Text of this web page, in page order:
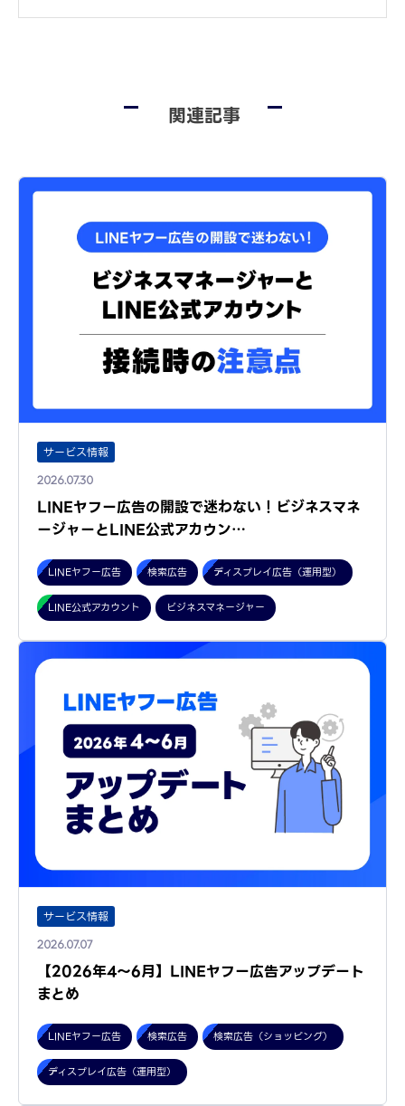
関連記事
サービス情報
2026.07.30
LINEヤフー広告の開設で迷わない！ビジネスマネ
ージャーとLINE公式アカウン…
LINEヤフー広告 検索広告 ディスプレイ広告（運用型）
LINE公式アカウント ビジネスマネージャー
サービス情報
2026.07.07
【2026年4～6月】LINEヤフー広告アップデート
まとめ
LINEヤフー広告 検索広告 検索広告（ショッピング）
ディスプレイ広告（運用型）